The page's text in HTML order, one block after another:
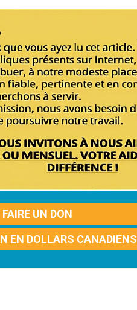
FAIRE UN DON
EN DOLLARS CANADIENS